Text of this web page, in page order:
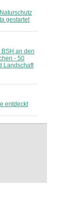
gestartet
an den
- 50
Landschaft
entdeckt